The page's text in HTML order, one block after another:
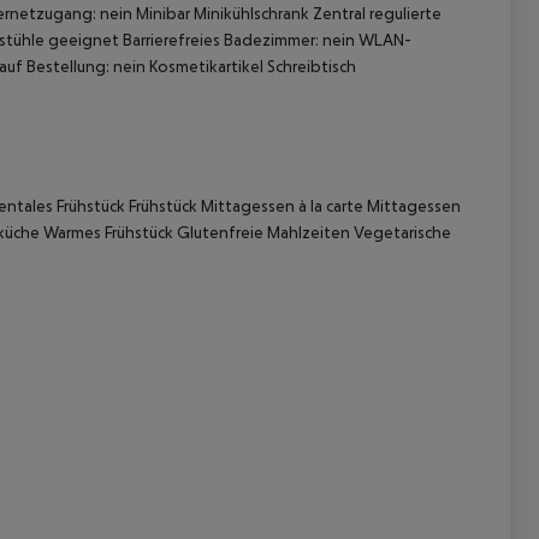
nein Minibar Minikühlschrank Zentral regulierte
geeignet Barrierefreies Badezimmer: nein WLAN-
Bestellung: nein Kosmetikartikel Schreibtisch
Frühstück Frühstück Mittagessen à la carte Mittagessen
Warmes Frühstück Glutenfreie Mahlzeiten Vegetarische